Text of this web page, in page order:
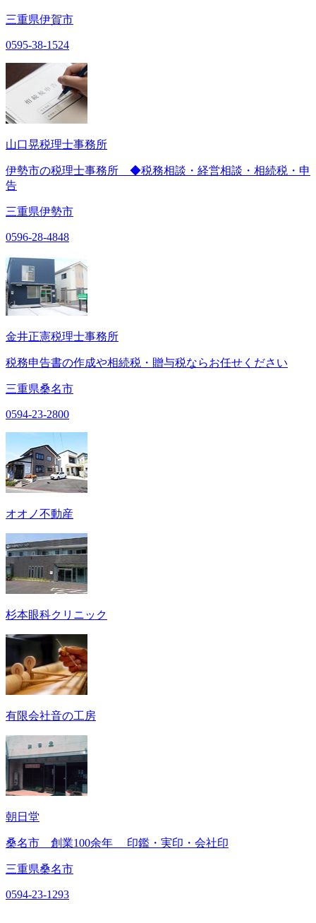
三重県伊賀市
0595-38-1524
山口晃税理士事務所
伊勢市の税理士事務所 ◆税務相談・経営相談・相続税・申
告
三重県伊勢市
0596-28-4848
金井正憲税理士事務所
税務申告書の作成や相続税・贈与税ならお任せください
三重県桑名市
0594-23-2800
オオノ不動産
杉本眼科クリニック
有限会社音の工房
朝日堂
桑名市 創業100余年 印鑑・実印・会社印
三重県桑名市
0594-23-1293